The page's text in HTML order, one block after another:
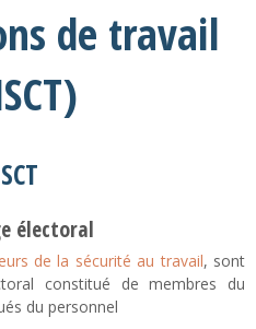
de travail
électoral
de la sécurité au travail, sont
constitué de membres du
du personnel